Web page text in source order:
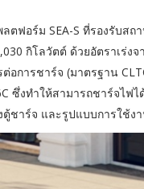
ฟอร์ม SEA-S ที่รองรับสถ
กิโลวัตต์ ด้วยอัตราเร่
อการชาร์จ (มาตรฐาน
ซึ่งทำให้สามารถชาร์จไฟ
ชาร์จ และรูปแบบการใช้ง